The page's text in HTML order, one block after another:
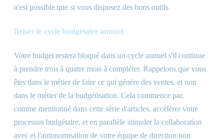
n'est possible que si vous disposez des bons outils.
Briser le cycle budgétaire annuel
Votre budget restera bloqué dans un cycle annuel s'il continue
à prendre trois à quatre mois à compléter. Rappelons que vous
êtes dans le métier de faire ce qui génère des ventes, et non
dans le métier de la budgétisation. Cela commence par,
comme mentionné dans cette série d'articles, accélérer votre
processus budgétaire, et en parallèle stimuler la collaboration
avec et l'autonomisation de votre équipe de direction non